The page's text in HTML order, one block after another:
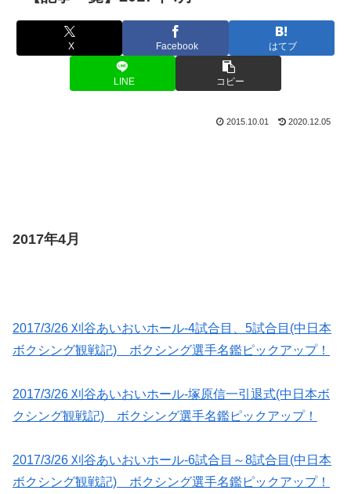
X Facebook はてブ
LINE コピー
2015.10.01 2020.12.05
2017年4月
2017/3/26 刈谷あいおいホール-4試合目、5試合目(中日本
ボクシング観戦記) ボクシング選手名鑑ピックアップ！
2017/3/26 刈谷あいおいホール-塚原信一引退式(中日本ボ
クシング観戦記) ボクシング選手名鑑ピックアップ！
2017/3/26 刈谷あいおいホール-6試合目～8試合目(中日本
ボクシング観戦記) ボクシング選手名鑑ピックアップ！